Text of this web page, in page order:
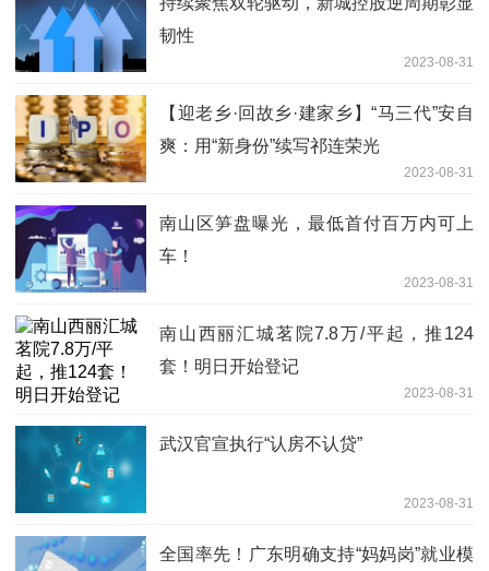
韧性
2023-08-31
【迎老乡·回故乡·建家乡】“马三代”安自
爽：用“新身份”续写祁连荣光
2023-08-31
南山区笋盘曝光，最低首付百万内可上
车！
2023-08-31
南山西丽汇城茗院7.8万/平起，推124
套！明日开始登记
2023-08-31
武汉官宣执行“认房不认贷”
2023-08-31
全国率先！广东明确支持“妈妈岗”就业模